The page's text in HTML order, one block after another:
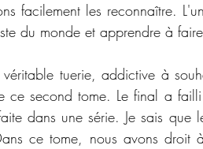
facilement les reconnaître.
du monde et apprendre à
tuerie, addictive à
ce second tome. Le final a
dans une série. Je sais que
ce tome, nous avons droit